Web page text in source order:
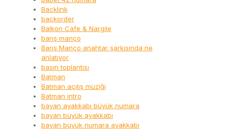
Backlink
backorder
Balkon Cafe & Nargile
barış manço
Barış Manço anahtar şarkısında ne
anlatıyor
basın toplantısı
Batman
Batman açılış müziği
Batman intro
bayan ayakkabı büyük numara
bayan büyük ayakkabı
bayan büyük numara ayakkabı